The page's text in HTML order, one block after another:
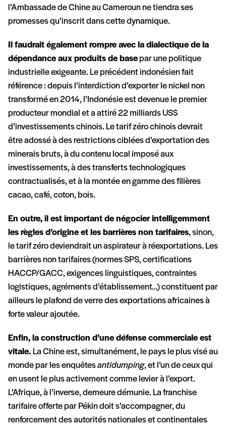
l’Ambassade de Chine au Cameroun ne tiendra ses
promesses qu’inscrit dans cette dynamique.
Il faudrait également rompre avec la dialectique de la
dépendance aux produits de base par une politique
industrielle exigeante. Le précédent indonésien fait
référence : depuis l’interdiction d’exporter le nickel non
transformé en 2014, l’Indonésie est devenue le premier
producteur mondial et a attiré 22 milliards US$
d’investissements chinois. Le tarif zéro chinois devrait
être adossé à des restrictions ciblées d’exportation des
minerais bruts, à du contenu local imposé aux
investissements, à des transferts technologiques
contractualisés, et à la montée en gamme des filières
cacao, café, coton, bois.
En outre, il est important de négocier intelligemment
les règles d’origine et les barrières non tarifaires, sinon,
le tarif zéro deviendrait un aspirateur à réexportations. Les
barrières non tarifaires (normes SPS, certifications
HACCP/GACC, exigences linguistiques, contraintes
logistiques, agréments d’établissement…) constituent par
ailleurs le plafond de verre des exportations africaines à
forte valeur ajoutée.
Enfin, la construction d’une défense commerciale est
vitale. La Chine est, simultanément, le pays le plus visé au
monde par les enquêtesantidumping, et l’un de ceux qui
en usent le plus activement comme levier à l’export.
L’Afrique, à l’inverse, demeure démunie. La franchise
tarifaire offerte par Pékin doit s’accompagner, du
renforcement des autorités nationales et continentales